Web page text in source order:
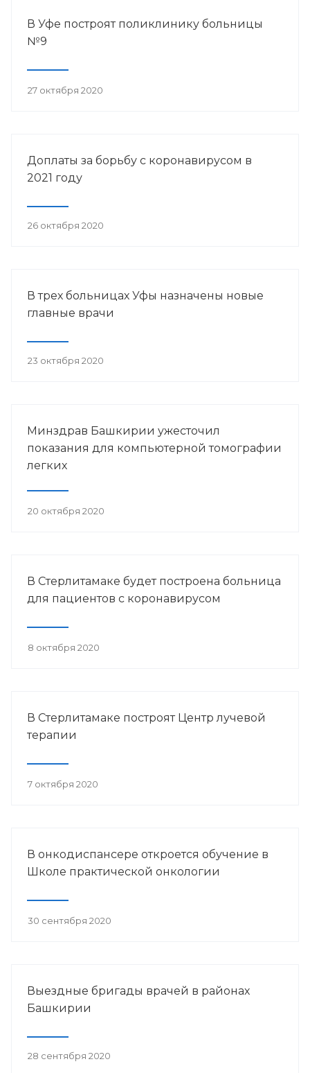
В Уфе построят поликлинику больницы
№9
27 октября 2020
Доплаты за борьбу с коронавирусом в
2021 году
26 октября 2020
В трех больницах Уфы назначены новые
главные врачи
23 октября 2020
Минздрав Башкирии ужесточил
показания для компьютерной томографии
легких
20 октября 2020
В Стерлитамаке будет построена больница
для пациентов с коронавирусом
8 октября 2020
В Стерлитамаке построят Центр лучевой
терапии
7 октября 2020
В онкодиспансере откроется обучение в
Школе практической онкологии
30 сентября 2020
Выездные бригады врачей в районах
Башкирии
28 сентября 2020